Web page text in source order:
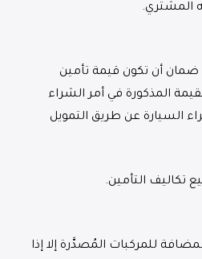
المشتري.
ضمان أن تكون قيمة تأمين
المذكورة في أمر الشراء
السيارة عن طريق التمويل
تكاليف التأمين.
للمركبات المُصدَّرة إلا إذا